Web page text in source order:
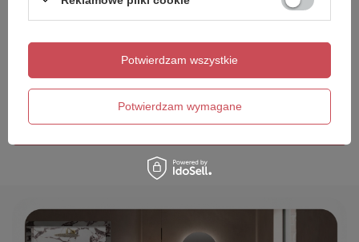
Wyślij opinię
Potwierdzam wymagane
Potwierdzam wszystkie